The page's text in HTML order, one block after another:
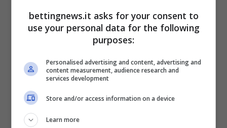
sua manovra riesce a sviluppare
presenta al match con l’Atleticocon tutti i
favori del pronostico dalla propria parte. Nel
complesso, però, ci sono tutti i presupposti
per assistere ad una gara piuttosto
movimentata da una parte e dall’altra.
E chissà che alla fine il tiro dalla media-lunga
bettingnews.it asks for your consent to
use your personal data for the following
purposes:
Personalised advertising and content, advertising and
content measurement, audience research and
services development
Store and/or access information on a device
Learn more